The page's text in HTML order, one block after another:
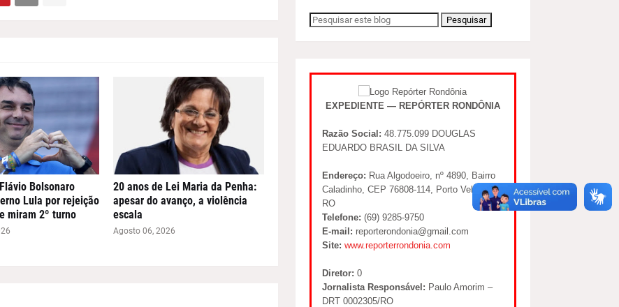
Bolsonaro
Lula por rejeição
miram 2º turno
20 anos de Lei Maria da Penha:
apesar do avanço, a violência
escala
Agosto 06, 2026
EXPEDIENTE — REPÓRTER RONDÔNIA
Razão Social: 48.775.099 DOUGLAS
EDUARDO BRASIL DA SILVA
Endereço: Rua Algodoeiro, nº 4890, Bairro
Caladinho, CEP 76808-114, Porto Velho –
RO
Telefone: (69) 9285-9750
E-mail: reporterondonia@gmail.com
Site: www.reporterrondonia.com
Diretor: 0
Jornalista Responsável: Paulo Amorim –
DRT 0002305/RO